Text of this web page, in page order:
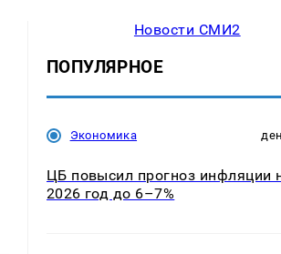
Новости СМИ2
ПОПУЛЯРНОЕ
Экономика
ЦБ повысил прогноз инфляции
2026 год до 6–7%